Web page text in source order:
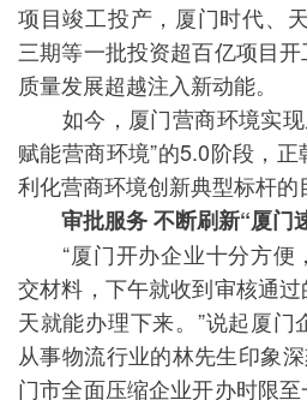
项目竣工投产，厦门时代、
三期等一批投资超百亿项目
质量发展超越注入新动能。
如今，厦门营商环境实现
赋能营商环境”的5.0阶段，
利化营商环境创新典型标杆的
审批服务 不断刷新“厦门
“厦门开办企业十分方便
交材料，下午就收到审核通
天就能办理下来。”说起厦门
从事物流行业的林先生印象
门市全面压缩企业开办时限